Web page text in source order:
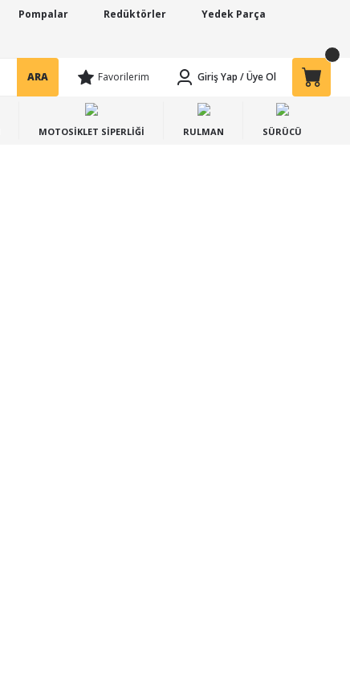
Pompalar Redüktörler Yedek Parça
ARA Favorilerim Giriş Yap /Üye Ol
MOTOSİKLET SİPERLİĞİ RULMAN SÜRÜCÜ